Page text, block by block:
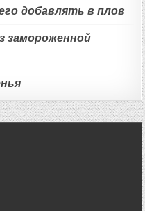
добавлять в плов
замороженной